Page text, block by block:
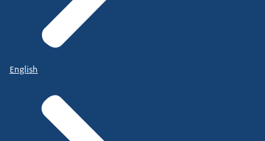
English